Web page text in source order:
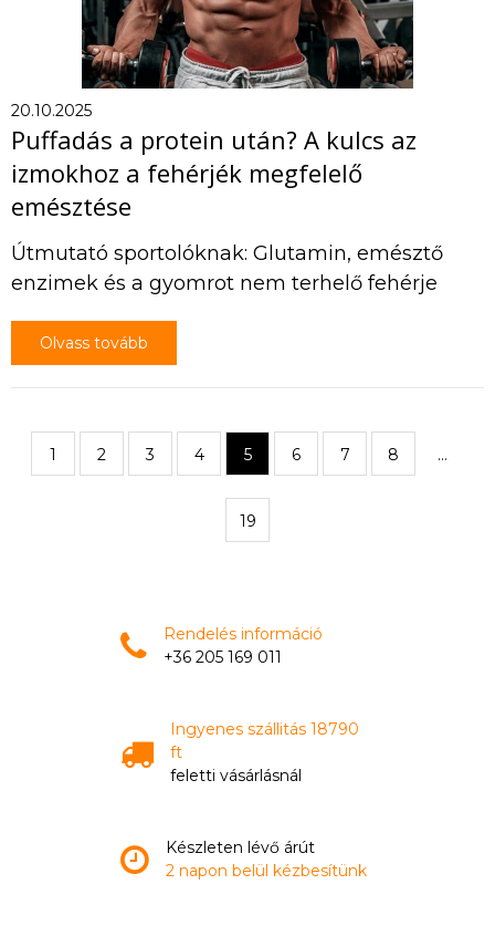
20.10.2025
Puffadás a protein után? A kulcs az
izmokhoz a fehérjék megfelelő
emésztése
Útmutató sportolóknak: Glutamin, emésztő
enzimek és a gyomrot nem terhelő fehérje
Olvass tovább
1 2 3 4 5 6 7 8 …
19
Rendelés információ
+36 205 169 011
Ingyenes szállitás 18790
ft
feletti vásárlásnál
Készleten lévő árút
2 napon belül kézbesítünk